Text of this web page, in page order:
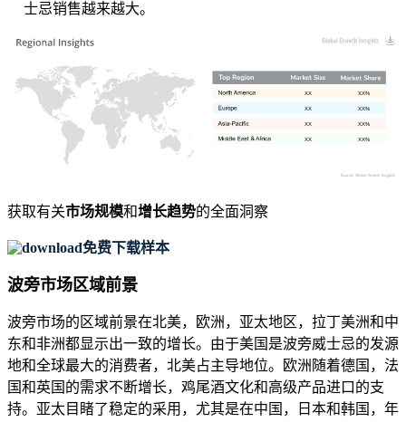
士忌销售越来越大。
XX%
XX
XX%
XX
XX%
XX
XX%
XX
获取有关市场规模和增长趋势的全面洞察
免费下载样本
波旁市场区域前景
波旁市场的区域前景在北美，欧洲，亚太地区，拉丁美洲和中
东和非洲都显示出一致的增长。由于美国是波旁威士忌的发源
地和全球最大的消费者，北美占主导地位。欧洲随着德国，法
国和英国的需求不断增长，鸡尾酒文化和高级产品进口的支
持。亚太目睹了稳定的采用，尤其是在中国，日本和韩国，年